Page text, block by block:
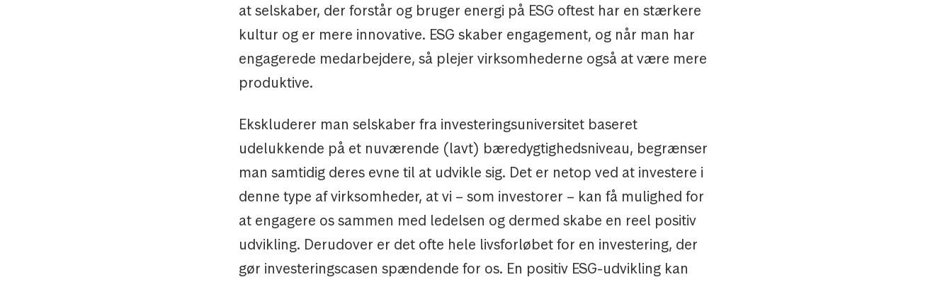
at selskaber, der forstår og bruger energi på ESG oftest har en stærkere
kultur og er mere innovative. ESG skaber engagement, og når man har
engagerede medarbejdere, så plejer virksomhederne også at være mere
produktive.
Ekskluderer man selskaber fra investeringsuniversitet baseret
udelukkende på et nuværende (lavt) bæredygtighedsniveau, begrænser
man samtidig deres evne til at udvikle sig. Det er netop ved at investere i
denne type af virksomheder, at vi – som investorer – kan få mulighed for
at engagere os sammen med ledelsen og dermed skabe en reel positiv
udvikling. Derudover er det ofte hele livsforløbet for en investering, der
gør investeringscasen spændende for os. En positiv ESG-udvikling kan